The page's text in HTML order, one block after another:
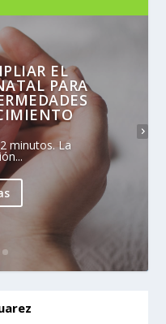
EL
PARA
minutos. La